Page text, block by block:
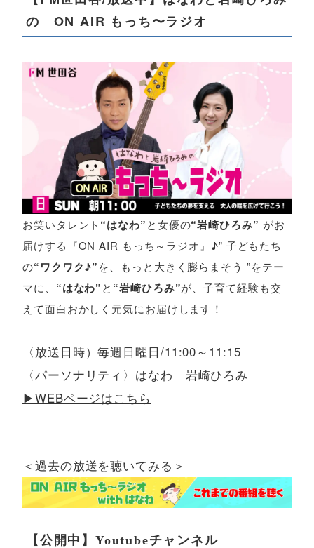
の ON AIR もっち〜ラジオ
お笑いタレント “はなわ”と女優の“岩崎ひろみ” がお
届けする『ON AIR もっち～ラジオ』♪” 子どもたち
の“ワクワク♪”を、もっと大きく膨らまそう ”をテー
マに、 “はなわ”と “岩崎ひろみ”が、子育て経験も交
えて面白おかしく元気にお届けします！
〈放送日時）毎週日曜日/11:00～11:15
〈パーソナリティ〉はなわ 岩崎ひろみ
▶︎WEBページはこちら
＜過去の放送を聴いてみる＞
【公開中】Youtubeチャンネル